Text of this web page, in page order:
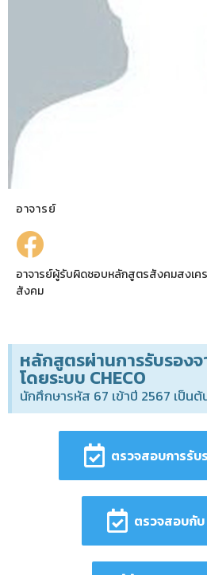
อาจารย์
อาจารย์ผู้รับผิดชอบหลักสูตรสังคมสงเค
สังคม
หลักสูตรผ่านการรับรองจ
โดยระบบ CHECO
นักศึกษารหัส 67 เข้าปี 2567 เป็นต้
ตรวจสอบการรั
ตรวจสอบกับ